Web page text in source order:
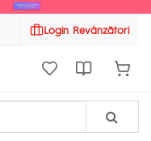
Login Revânzători